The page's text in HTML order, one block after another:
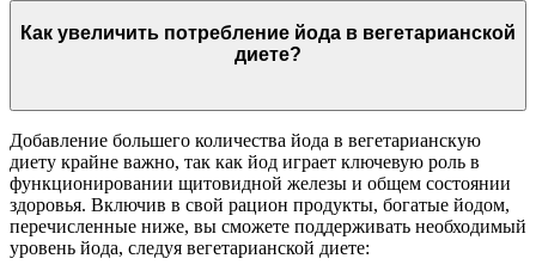
Как увеличить потребление йода в вегетарианской
диете?
Добавление большего количества йода в вегетарианскую
диету крайне важно, так как йод играет ключевую роль в
функционировании щитовидной железы и общем состоянии
здоровья. Включив в свой рацион продукты, богатые йодом,
перечисленные ниже, вы сможете поддерживать необходимый
уровень йода, следуя вегетарианской диете: